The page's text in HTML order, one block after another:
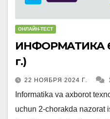
ОНЛАЙН-ТЕСТ
ИНФОРМАТИКА 6
г.)
22 НОЯБРЯ 2024 Г.
Informatika va axborot
uchun 2-chorakda nazorat